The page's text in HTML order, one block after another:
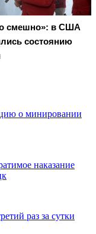
смешно»: в США
состоянию
о минировании
наказание
раз за сутки